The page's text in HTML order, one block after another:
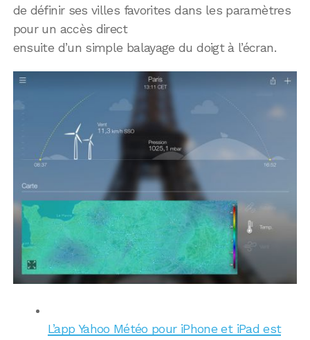
de définir ses villes favorites dans les paramètres
pour un accès direct
ensuite d’un simple balayage du doigt à l’écran.
L’app Yahoo Météo pour iPhone et iPad est